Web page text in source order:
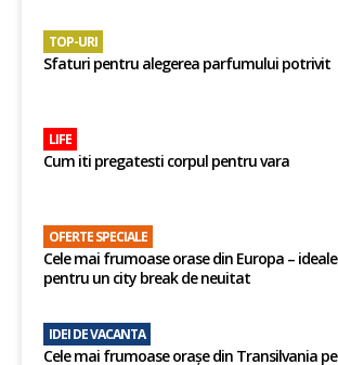
TOP-URI
Sfaturi pentru alegerea parfumului potrivit
LIFE
Cum iti pregatesti corpul pentru vara
OFERTE SPECIALE
Cele mai frumoase orase din Europa – ideale
pentru un city break de neuitat
IDEI DE VACANTA
Cele mai frumoase orașe din Transilvania pe